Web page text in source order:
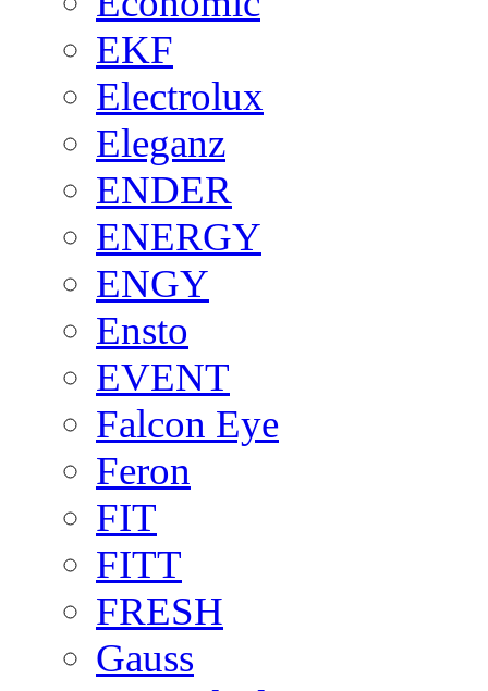
EKF
Electrolux
Eleganz
ENDER
ENERGY
ENGY
Ensto
EVENT
Falcon Eye
Feron
FIT
FITT
FRESH
Gauss